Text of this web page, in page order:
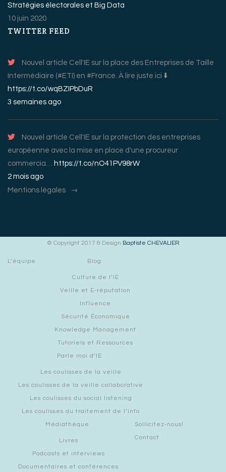
Stratégies électorales et Big Data
10 juin 2020
TWITTER FEED
Nouvel article Cell'IE sur la place des Entreprises de Taille
Intermédiaire (#ETI) en #France. À lire juste ici ⬇️
https://t.co/wqBZIPbDuR
3 semaines ago
Nouvel article Cell'IE sur la protection des entreprises
européenne avec la mise en place d'une procureur
commercia… https://t.co/nO41PV98rW
2 mois ago
Mentions légales
© Copyright 2017 & Design Baptiste CHEVALIER
L’équipe Blog
Culture de l’IE
Veille et E-réputation
Influence
Sécurité Économique
Knowledge Management
Tutoriels et Ressources
Parle moi d’IE
Les coulisses de la veille
Les coulisses de la veille collaborative
Les coulisses du social listening
Les coulisses du traitement de l’info
Médiathèque
Livres
Podcasts et interviews
Documentaires et conférences
Sollicitez-nous!
Contact